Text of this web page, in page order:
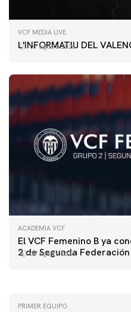
VCF MEDIA LIVE
L'INFORMATIU DEL
07 agosto 2026
ACADEMIA VCF
El VCF Femenino B ya
2 de Segunda
07 agosto 2026
PRIMER EQUIPO
ENTRENAMIENTO DEL
PRIMER EQUIPO